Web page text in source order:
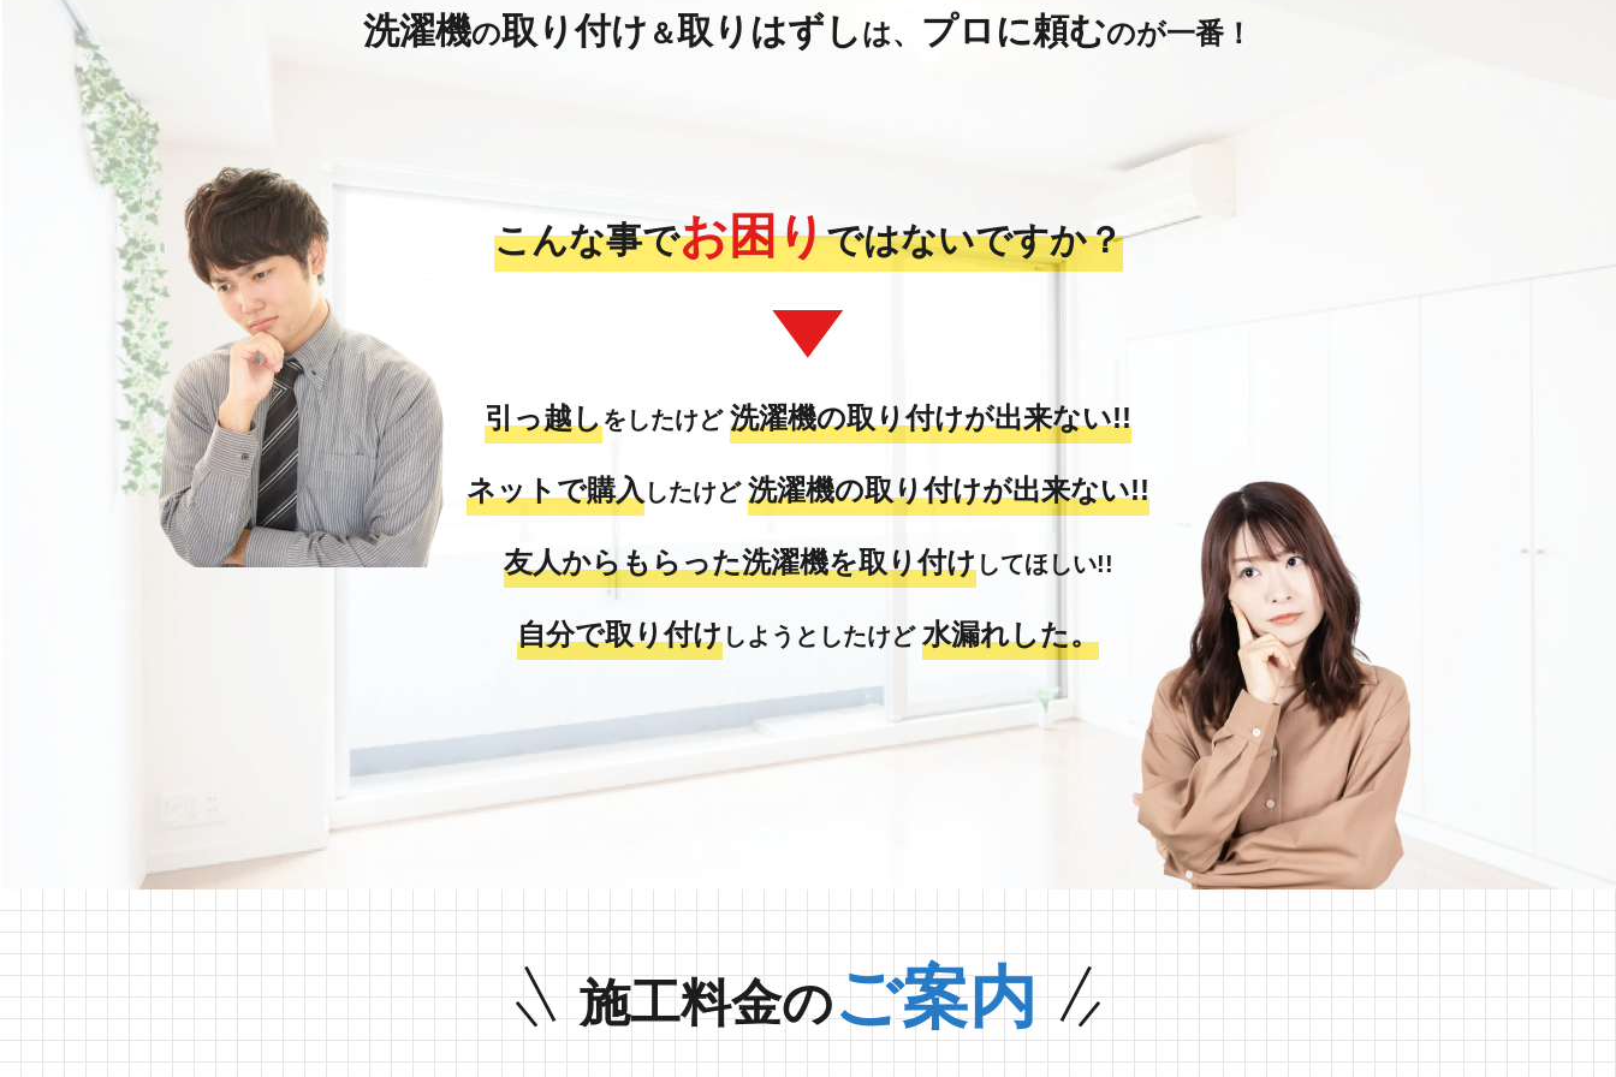
洗濯機の取り付け ＆取りはずしは、 プロに頼むのが一番！
こんな事でお困りではないですか？
引っ越しをしたけど 洗濯機の取り付けが出来ない!!
ネットで購入したけど 洗濯機の取り付けが出来ない!!
友人からもらった洗濯機を取り付けしてほしい!!
自分で取り付けしようとしたけど 水漏れした。
施工料金のご案内